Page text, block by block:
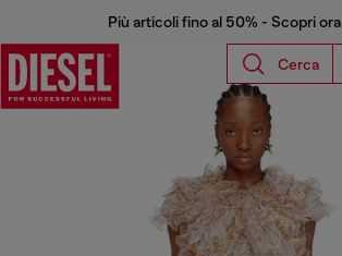
Più articoli fino al 50% - Scopri ora
Cerca